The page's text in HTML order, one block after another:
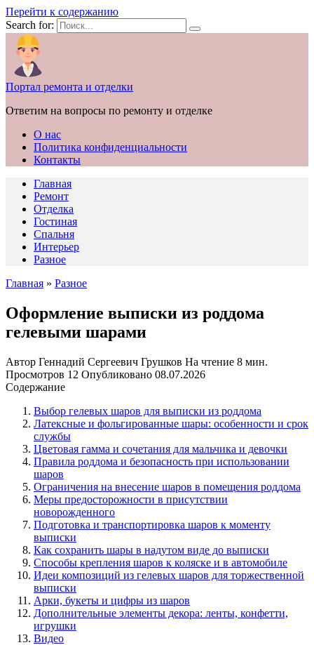
Перейти к содержанию
Search for:
Портал ремонта и отделки
Ответим на вопросы по ремонту и отделке
О нас
Политика конфиденциальности
Контакты
Главная
Ремонт
Отделка
Гостиная
Спальня
Интерьер
Разное
Главная » Разное
Оформление выписки из роддома
гелевыми шарами
Автор Геннадий Сергеевич Грушков На чтение 8 мин.
Просмотров 12 Опубликовано 08.07.2026
Содержание
Выбор гелевых шаров для выписки из роддома
Латексные и фольгированные шары: особенности и срок
службы
Цветовая гамма и сочетания для мальчика и девочки
Правила роддома и безопасность при использовании
шаров
Ограничения на внесение шаров в помещения роддома
Меры предосторожности в присутствии
новорожденного
Подготовка и транспортировка шаров к моменту
выписки
Как сохранить шары в надутом виде до выписки
Способы крепления шаров к коляске и в автомобиле
Идеи композиций из гелевых шаров для торжественной
выписки
Арки, букеты и цифры из шаров
Дополнительные элементы декора: ленты, конфетти,
игрушки
Видео